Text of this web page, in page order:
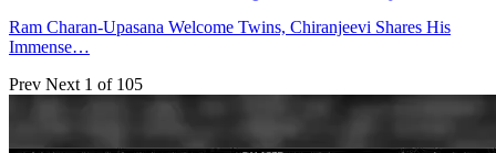
Ram Charan-Upasana Welcome Twins, Chiranjeevi Shares His
Immense…
Prev Next 1 of 105